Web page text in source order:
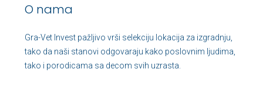
O nama
Gra-Vet Invest pažljivo vrši selekciju lokacija za izgradnju,
tako da naši stanovi odgovaraju kako poslovnim ljudima,
tako i porodicama sa decom svih uzrasta.